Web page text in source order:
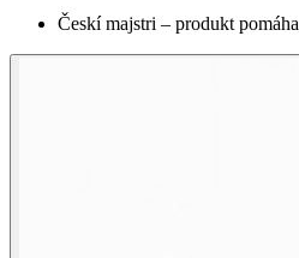
Českí majstri – produkt pomáha